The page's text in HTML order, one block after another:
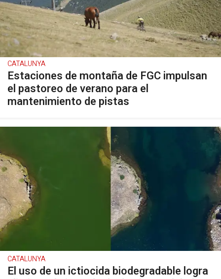
CATALUNYA
Estaciones de montaña de FGC impulsan
el pastoreo de verano para el
mantenimiento de pistas
CATALUNYA
El uso de un ictiocida biodegradable logra